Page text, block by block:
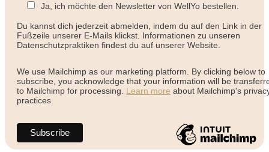
Ja, ich möchte den Newsletter von WellYo bestellen.
Du kannst dich jederzeit abmelden, indem du auf den Link in der
Fußzeile unserer E-Mails klickst. Informationen zu unseren
Datenschutzpraktiken findest du auf unserer Website.
We use Mailchimp as our marketing platform. By clicking below to
subscribe, you acknowledge that your information will be
to Mailchimp for processing. Learn more about Mailchimp's
practices.